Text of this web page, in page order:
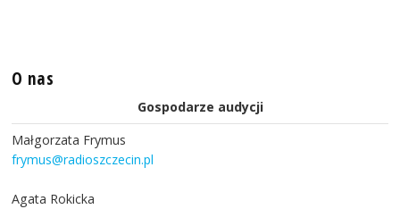
O nas
Gospodarze audycji
Małgorzata Frymus
frymus@radioszczecin.pl
Agata Rokicka